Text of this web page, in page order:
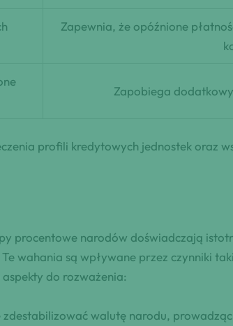
Zapewnia, że opóźnione
Zapobiega
profili kredytowych jednostek oraz
procentowe narodów doświadczają
wahania są wpływane przez czynniki
do rozważenia:
zdestabilizować walutę narodu,